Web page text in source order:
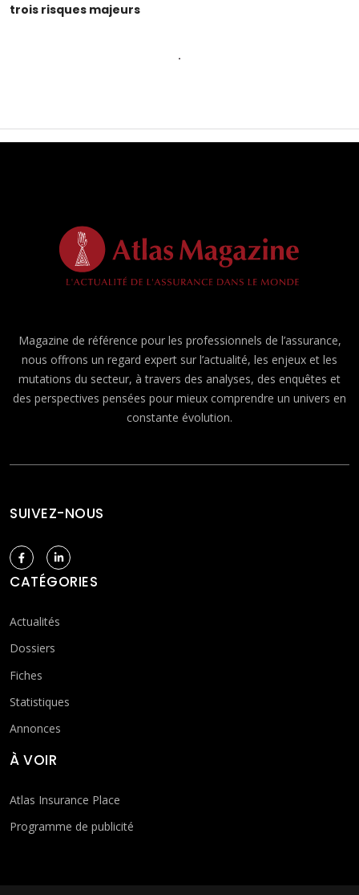
trois risques majeurs
Magazine de référence pour les professionnels de l’assurance,
nous offrons un regard expert sur l’actualité, les enjeux et les
mutations du secteur, à travers des analyses, des enquêtes et
des perspectives pensées pour mieux comprendre un univers en
constante évolution.
SUIVEZ-NOUS
CATÉGORIES
Actualités
Dossiers
Fiches
Statistiques
Annonces
À VOIR
Atlas Insurance Place
Programme de publicité